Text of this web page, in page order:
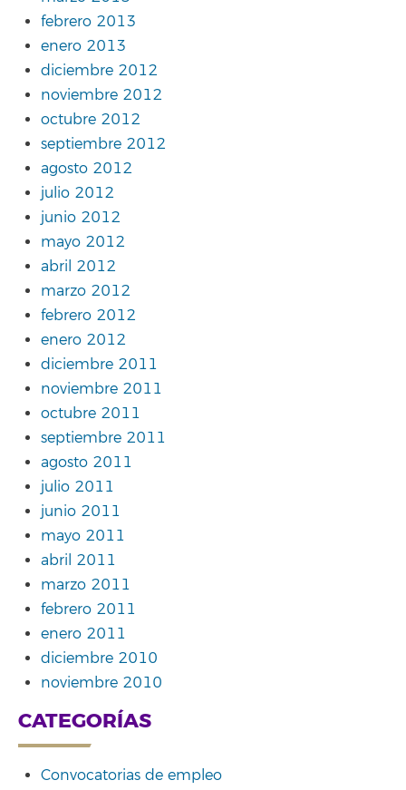
febrero 2013
enero 2013
diciembre 2012
noviembre 2012
octubre 2012
septiembre 2012
agosto 2012
julio 2012
junio 2012
mayo 2012
abril 2012
marzo 2012
febrero 2012
enero 2012
diciembre 2011
noviembre 2011
octubre 2011
septiembre 2011
agosto 2011
julio 2011
junio 2011
mayo 2011
abril 2011
marzo 2011
febrero 2011
enero 2011
diciembre 2010
noviembre 2010
CATEGORÍAS
Convocatorias de empleo